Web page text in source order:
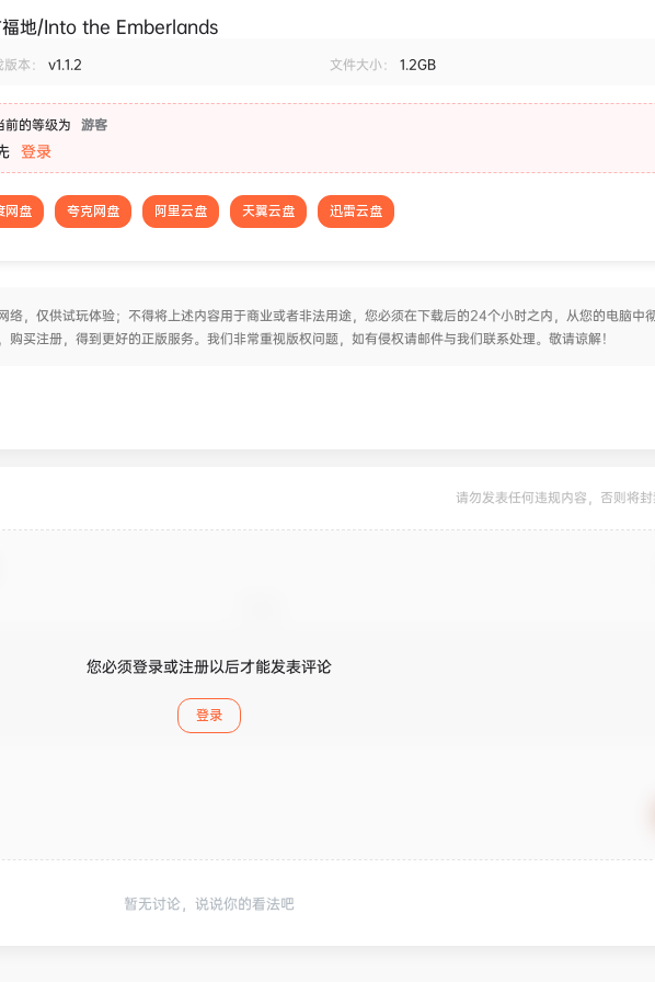
福地/Into the Emberlands
本： v1.1.2 文件大小： 1.2GB
前的等级为 游客
登录
网盘 夸克网盘 阿里云盘 天翼云盘 迅雷云盘
络，仅供试玩体验；不得将上述内容用于商业或者非法用途，您必须在下载后的24个小时之内，从您的电脑中
购买注册，得到更好的正版服务。我们非常重视版权问题，如有侵权请邮件与我们联系处理。敬请谅解！
请勿发表任何违规内容，否则将
您必须登录或注册以后才能发表评论
登录
暂无讨论，说说你的看法吧